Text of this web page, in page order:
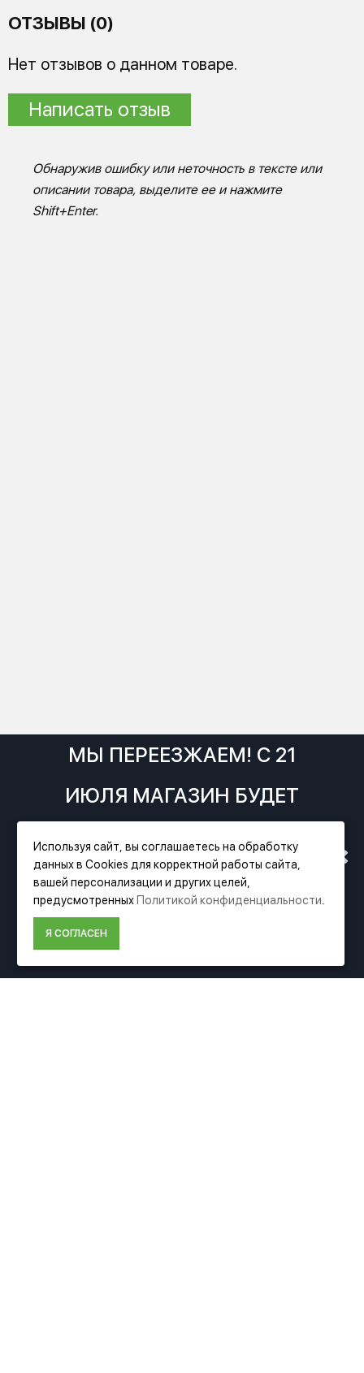
ОТЗЫВЫ (0)
Нет отзывов о данном товаре.
Написать отзыв
Обнаружив ошибку или неточность в тексте или
описании товара, выделите ее и нажмите
Shift+Enter.
МЫ ПЕРЕЕЗЖАЕМ! С 21
ИЮЛЯ МАГАЗИН БУДЕТ
РАБОТАТЬ ПО НОВОМУ
АДРЕСУ. ПОДРОБНАЯ
ИНФОРМАЦИЯ О ПЕРЕЕЗДЕ
Фирменный магазин Festool
ИНФОРМАЦИЯ
Доставка
Используя сайт, вы соглашаетесь на обработку
данных в Cookies для корректной работы сайта,
вашей персонализации и других целей,
предусмотренных Политикой конфиденциальности
Я СОГЛАСЕН